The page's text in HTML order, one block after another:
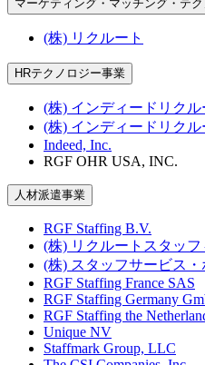
マーケティング・マッチング・テ
(株) リクルート
HRテクノロジー事業
(株) インディードリク
(株) インディードリク
Indeed, Inc.
RGF OHR USA, INC.
人材派遣事業
RGF Staffing B.V.
(株) リクルートスタッフ
(株) スタッフサービス
RGF Staffing France SAS
RGF Staffing Germany
RGF Staffing the
Unique NV
Staffmark Group, LLC